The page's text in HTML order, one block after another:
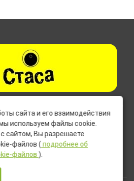
являются публичной офертой (ст.435,
товаров могут включать
и компоненты, не входящие в
товара.
сайта и его взаимодействия
используем файлы cookie.
сайтом, Вы разрешаете
файлов ( подробнее об
файлов ).